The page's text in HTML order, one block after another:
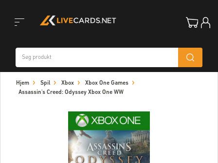
navigation
Hjem Spil Xbox
Xbox One Games
Assassin's Creed: Odyssey Xbox One WW